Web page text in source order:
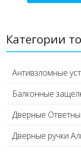
Категории
Антивзломные
Балконные
Дверные
Дверные ручки